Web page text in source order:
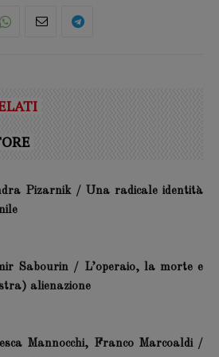
Pizarnik / Una radicale identità
Sabourin / L’operaio, la morte e
alienazione
Mannocchi, Franco Marcoaldi /